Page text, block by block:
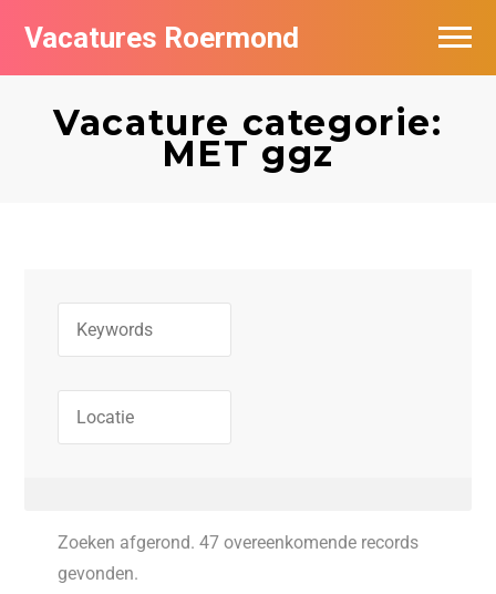
Vacatures Roermond
Vacature categorie:
MET ggz
Zoeken afgerond. 47 overeenkomende records
gevonden.
Vacatures per bedrijf in Roermond
De populairste vacatures in Roermond